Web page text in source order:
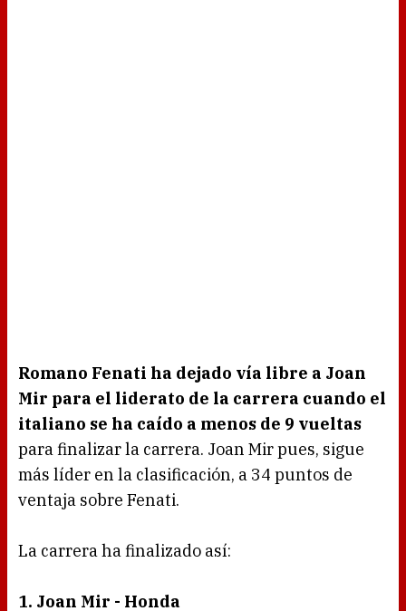
Romano Fenati ha dejado vía libre a Joan
Mir para el liderato de la carrera cuando el
italiano se ha caído a menos de 9 vueltas
para finalizar la carrera. Joan Mir pues, sigue
más líder en la clasificación, a 34 puntos de
ventaja sobre Fenati.
La carrera ha finalizado así:
1. Joan Mir - Honda